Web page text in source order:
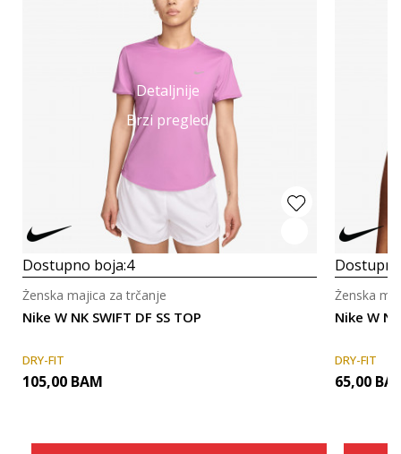
Detaljnije
Brzi pregled
Dostupno boja:4
Nike W NK SWIFT DF SS TOP
Ženska majica za trčanje
DRY-FIT
105,00 BAM
Nike W
Ženska
DRY-FIT
65,00